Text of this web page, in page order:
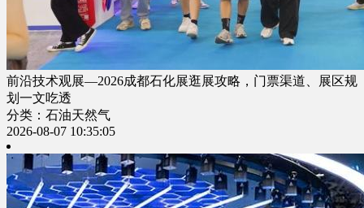
前沿技术观展—2026成都石化展逛展攻略，门票渠道、展区规
划一文吃透
分类：石油天然气
2026-08-07 10:35:05